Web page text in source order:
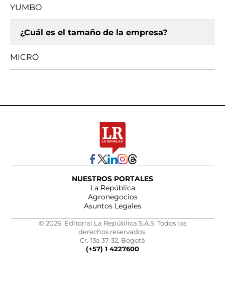
YUMBO
¿Cuál es el tamaño de la empresa?
MICRO
NUESTROS PORTALES
La República
Agronegocios
Asuntos Legales
© 2026, Editorial La República S.A.S. Todos los
derechos reservados.
Cr. 13a 37-32, Bogotá
(+57) 1 4227600